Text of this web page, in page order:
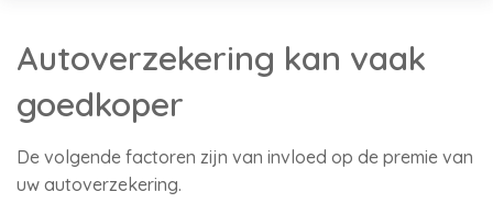
Autoverzekering kan vaak
goedkoper
De volgende factoren zijn van invloed op de premie van
uw autoverzekering.